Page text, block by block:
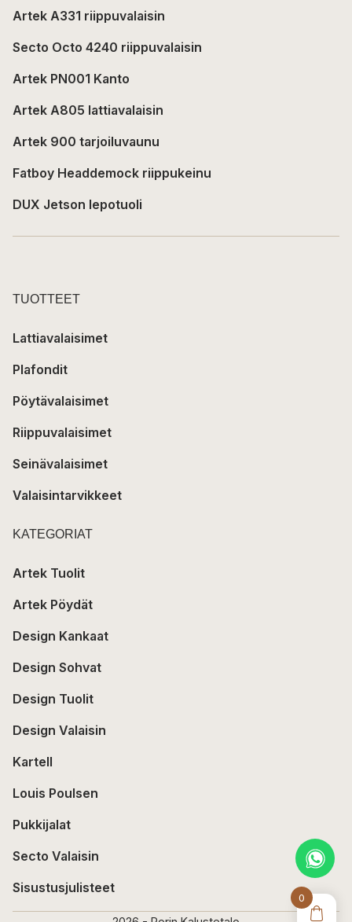
0
Artek A331 riippuvalaisin
Secto Octo 4240 riippuvalaisin
Artek PN001 Kanto
Artek A805 lattiavalaisin
Artek 900 tarjoiluvaunu
Fatboy Headdemock riippukeinu
DUX Jetson lepotuoli
TUOTTEET
Lattiavalaisimet
Plafondit
Pöytävalaisimet
Riippuvalaisimet
Seinävalaisimet
Valaisintarvikkeet
KATEGORIAT
Artek Tuolit
Artek Pöydät
Design Kankaat
Design Sohvat
Design Tuolit
Design Valaisin
Kartell
Louis Poulsen
Pukkijalat
Secto Valaisin
Sisustusjulisteet